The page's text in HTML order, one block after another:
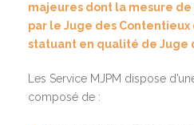
majeures dont la mesure
par le Juge des
statuant en qualité de Juge
Les Service MJPM dispose
composé de :